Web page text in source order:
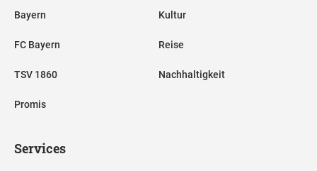
Bayern
FC Bayern
TSV 1860
Promis
Kultur
Reise
Nachhaltigkeit
Services